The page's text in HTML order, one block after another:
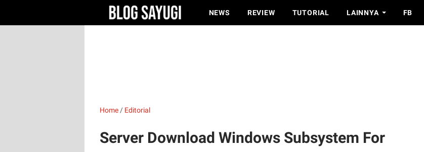
NEWS REVIEW TUTORIAL LAINNYA FB
Home / Editorial
Server Download Windows Subsystem For